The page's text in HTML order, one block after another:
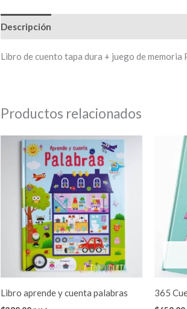
Descripción
Libro de cuento tapa dura + juego de memoria
Productos relacionados
Libro aprende y cuenta palabras 365